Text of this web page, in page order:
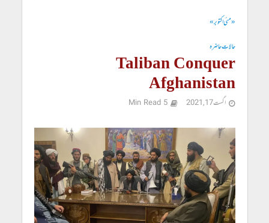
« مئیاکتوبر »
حالاتِ حاضرہ
Taliban Conquer
Afghanistan
اگست 17, 2021 5 Min Read